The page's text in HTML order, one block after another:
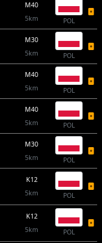
M40
5km
POL
M30
5km
POL
M40
5km
POL
M40
5km
POL
M30
5km
POL
K12
5km
POL
K12
5km
POL